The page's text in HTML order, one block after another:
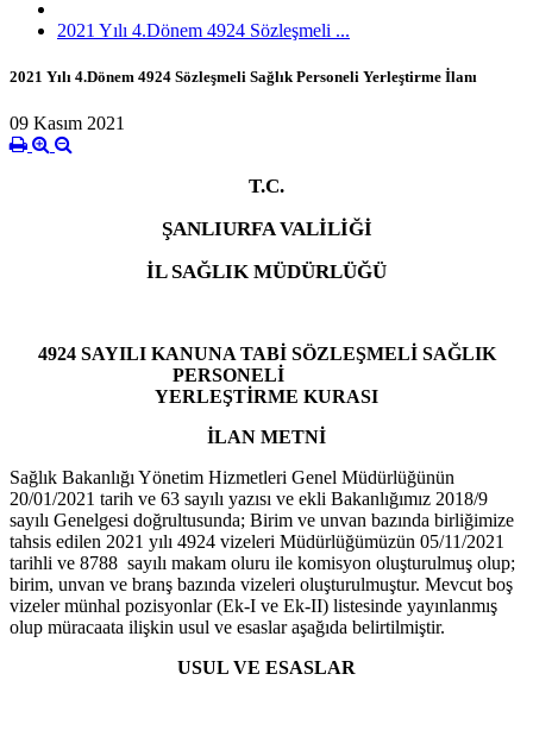
2021 Yılı 4.Dönem 4924 Sözleşmeli ...
2021 Yılı 4.Dönem 4924 Sözleşmeli Sağlık Personeli Yerleştirme İlanı
09 Kasım 2021
T.C.
ŞANLIURFA VALİLİĞİ
İL SAĞLIK MÜDÜRLÜĞÜ
4924 SAYILI KANUNA TABİ SÖZLEŞMELİ SAĞLIK
PERSONELİ
YERLEŞTİRME KURASI
İLAN METNİ
Sağlık Bakanlığı Yönetim Hizmetleri Genel Müdürlüğünün
20/01/2021 tarih ve 63 sayılı yazısı ve ekli Bakanlığımız 2018/9
sayılı Genelgesi doğrultusunda; Birim ve unvan bazında birliğimize
tahsis edilen 2021 yılı 4924 vizeleri Müdürlüğümüzün 05/11/2021
tarihli ve 8788 sayılı makam oluru ile komisyon oluşturulmuş olup;
birim, unvan ve branş bazında vizeleri oluşturulmuştur. Mevcut boş
vizeler münhal pozisyonlar (Ek-I ve Ek-II) listesinde yayınlanmış
olup müracaata ilişkin usul ve esaslar aşağıda belirtilmiştir.
USUL VE ESASLAR